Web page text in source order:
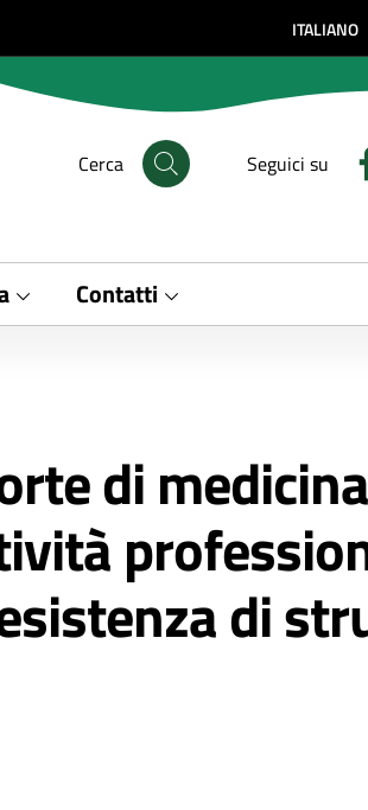
ITALIANO
Cerca Seguici su
Contatti
di
di